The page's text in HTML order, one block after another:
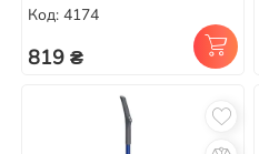
Код: 4174
819 ₴